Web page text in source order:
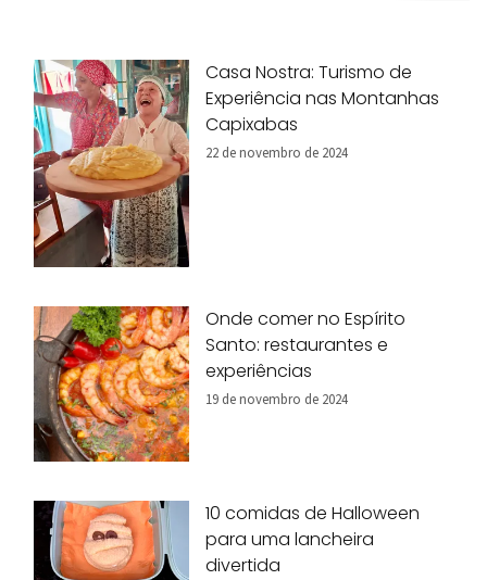
Casa Nostra: Turismo de
Experiência nas Montanhas
Capixabas
22 de novembro de 2024
Onde comer no Espírito
Santo: restaurantes e
experiências
19 de novembro de 2024
10 comidas de Halloween
para uma lancheira
divertida